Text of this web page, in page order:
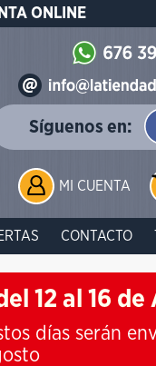
ONLINE
Síguenos en:
MI CUENTA
CONTACTO
12 al 16
días serán